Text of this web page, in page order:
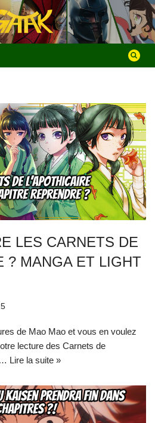
LES CARNETS DE
? MANGA ET LIGHT
de Mao Mao et vous en voulez
lecture des Carnets de
Lire la suite »